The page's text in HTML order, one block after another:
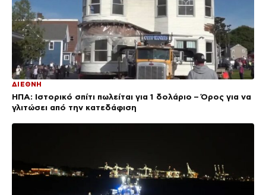
ΔΙΕΘΝΗ
ΗΠΑ: Ιστορικό σπίτι πωλείται για 1 δολάριο – Όρος για να
γλιτώσει από την κατεδάφιση